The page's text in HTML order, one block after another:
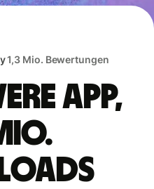
1,3 Mio. Bewertungen
App,